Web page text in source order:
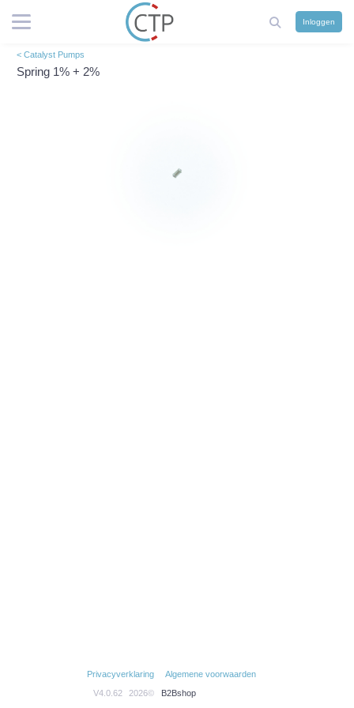
Inloggen
< Catalyst Pumps
Spring 1% + 2%
V4.0.62 2026© B2Bshop
Privacyverklaring Algemene voorwaarden